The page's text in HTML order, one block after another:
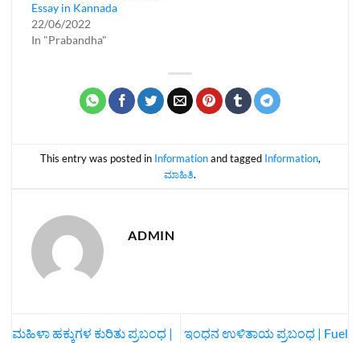
Essay in Kannada
22/06/2022
In "Prabandha"
This entry was posted in Informationand tagged Information,
ಮಾಹಿತಿ.
ADMIN
ಮಹಿಳಾ ಹಕ್ಕುಗಳ ಕುರಿತು ಪ್ರಬಂಧ |
ಇಂಧನ ಉಳಿತಾಯ ಪ್ರಬಂಧ | Fuel